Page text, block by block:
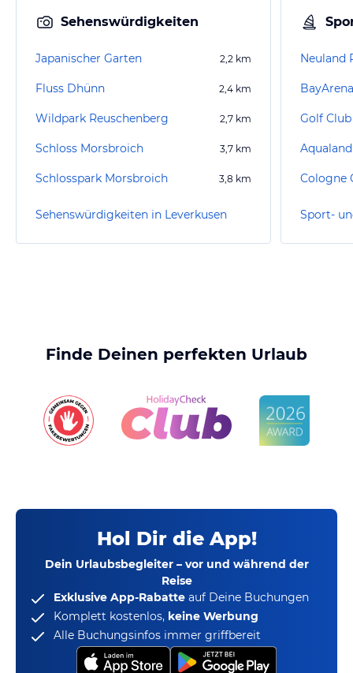
Sehenswürdigkeiten
Japanischer Garten 2,2 km
Fluss Dhünn 2,4 km
Wildpark Reuschenberg 2,7 km
Schloss Morsbroich 3,7 km
Schlosspark Morsbroich 3,8 km
Sehenswürdigkeiten in Leverkusen
Neuland
Golf Club
Aqualand
Finde Deinen perfekten Urlaub
Hol Dir die App!
Dein Urlaubsbegleiter – vor und während der
Reise
Exklusive App-Rabatte auf Deine Buchungen
Komplett kostenlos, keine Werbung
Alle Buchungsinfos immer griffbereit